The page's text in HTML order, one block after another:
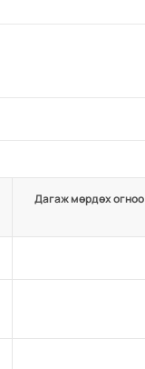
Дагаж мөрдөх огноо